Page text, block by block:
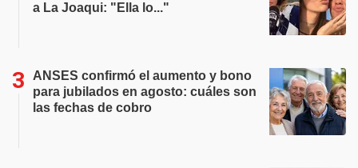
a La Joaqui: "Ella lo..."
ANSES confirmó el aumento y bono
para jubilados en agosto: cuáles son
las fechas de cobro